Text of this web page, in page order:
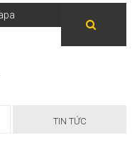
TIN TỨC